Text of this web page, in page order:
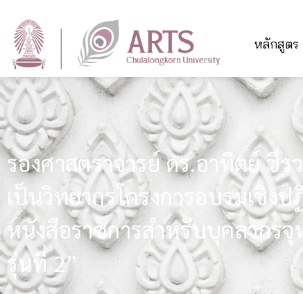
หลักสูตร
รองศาสตราจารย์ ดร.อาทิตย์ ชี
เป็นวิทยากรโครงการอบรมเชิงป
หนังสือราชการสำหรับบุคลากร
รุ่นที่ 2”